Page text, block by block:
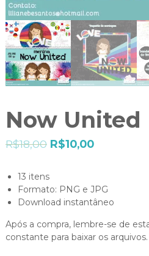
Now United
R$18,00 R$10,00
13 itens
Formato: PNG e JPG
Download instantâneo
Após a compra, lembre-se de
constante para baixar os arquivos.